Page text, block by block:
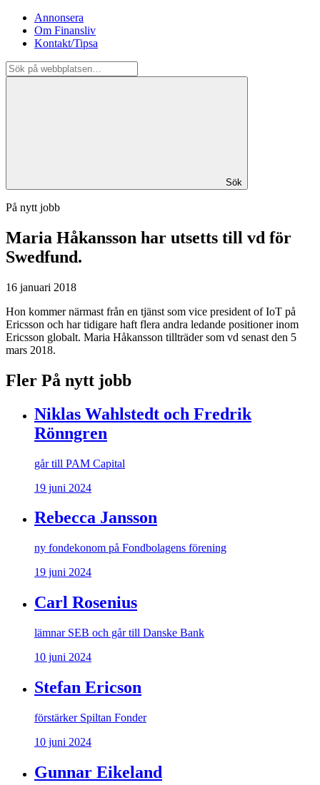
Annonsera
Om Finansliv
Kontakt/Tipsa
Sök
På nytt jobb
Maria Håkansson har utsetts till vd för
Swedfund.
16 januari 2018
Hon kommer närmast från en tjänst som vice president of IoT på
Ericsson och har tidigare haft flera andra ledande positioner inom
Ericsson globalt. Maria Håkansson tillträder som vd senast den 5
mars 2018.
Fler På nytt jobb
Niklas Wahlstedt och Fredrik
Rönngren
går till PAM Capital
19 juni 2024
Rebecca Jansson
ny fondekonom på Fondbolagens förening
19 juni 2024
Carl Rosenius
lämnar SEB och går till Danske Bank
10 juni 2024
Stefan Ericson
förstärker Spiltan Fonder
10 juni 2024
Gunnar Eikeland